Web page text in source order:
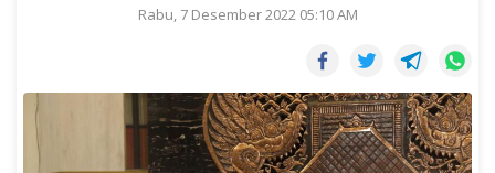
Rabu, 7 Desember 2022 05:10 AM